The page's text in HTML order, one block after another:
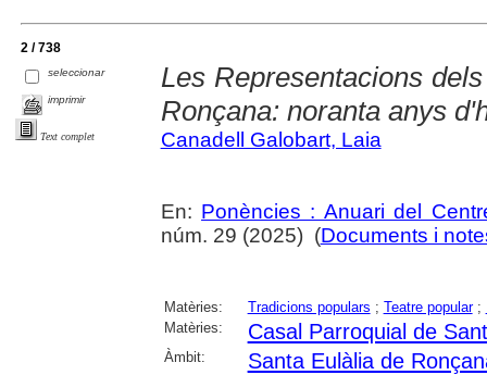
2 / 738
seleccionar
imprimir
Text complet
Les Representacions
Ronçana: noranta anys
Canadell Galobart, Laia
En: Ponències : Anuari del
núm. 29 (2025) (Documents i
Matèries: Tradicions populars ; Teatre popular;
Matèries:
Casal Parroquial de
Àmbit: Santa Eulàlia de